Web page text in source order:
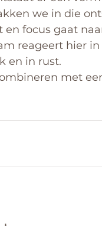
we in die
focus gaat
reageert hier
en in rust.
met